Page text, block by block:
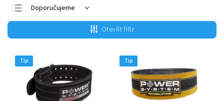
Doporučujeme
Nejlevnější
Nejdražší
Nejprodávanější
Abecedně
Otevřít filtr
Tip Tip